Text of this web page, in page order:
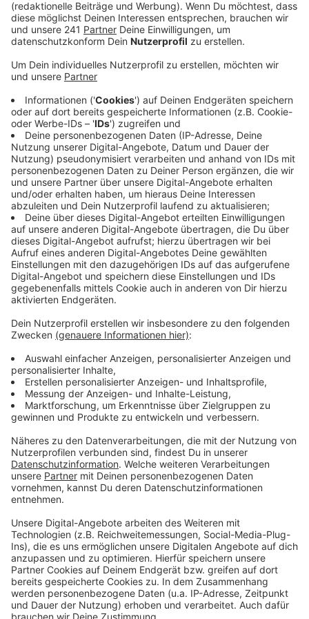
Veröffentlicht: Donnerstag, 13.08.2020 09:42
Anzeige
An der Grundschule Morsbroicher Straße in
Schlebusch hieß es: Maximal zwei Erwachsene pro
Schulneuling durften mit auf das Schulgelände. Bei der
Einteilung der Gruppen hat die Schule nach eigenen
Angaben darauf geachtet, dass befreundete Kinder
gemeinsam starten können.
An vielen Grundschulen in unserer Stadt durften nur die
engsten Familienmitglieder mit dabei sein. An der
Gemeinschafts-
Grundschule Dönhoffstaße in Wiesdorf und
der Katholischen Grundschule gab es insgesamt vier
neue Klassen. Großeltern durften auch mit dabei sein,
aber nur weil die Einschulung draußen auf dem
Schulhof stattfand. Dieses Mal durfte der Schulchor
nicht singen. Alle Kinder mussten eine Maske tragen
und Abstand halten. Die Einschulung der Klassen lief
zeitversetzt. So hat es auch an der
Gemeinschaftsgrundschule in Opladen
funktioniert. Nur die engsten Familienmitglieder waren
dabei. Der Gottesdienst fiel aus.
Anzeige
Anzeige